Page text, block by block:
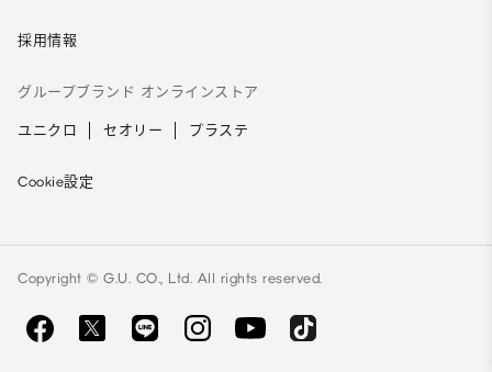
採用情報
グループブランド オンラインストア
ユニクロ セオリー プラステ
Cookie設定
Copyright © G.U. CO., Ltd. All rights reserved.